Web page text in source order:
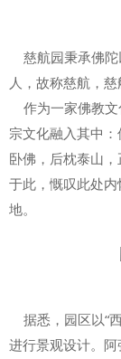
慈航园秉承佛陀
人，故称慈航，慈
作为一家佛教文
宗文化融入其中
卧佛，后枕泰山
于此，慨叹此处
地。
据悉，园区以“
进行景观设计。